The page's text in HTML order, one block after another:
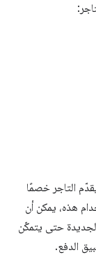
التاجر خصمًا
هذه، يمكن أن
حتى يتمكّن
الدفع.